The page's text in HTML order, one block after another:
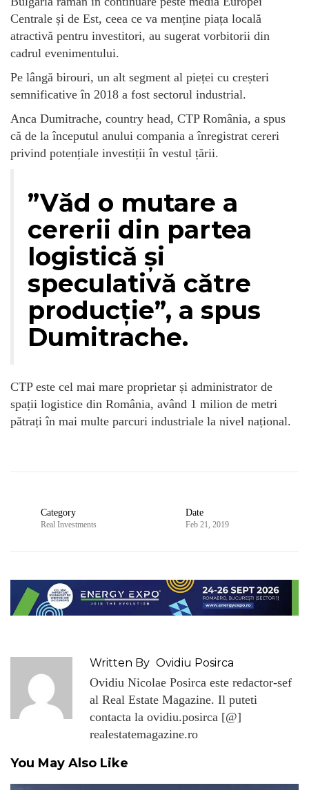
Centrale și de Est, ceea ce va menține piața locală
atractivă pentru investitori, au sugerat vorbitorii din
cadrul evenimentului.
Pe lângă birouri, un alt segment al pieței cu creșteri
semnificative în 2018 a fost sectorul industrial.
Anca Dumitrache, country head, CTP România, a spus
că de la începutul anului compania a înregistrat cereri
privind potențiale investiții în vestul țării.
”Văd o mutare a
cererii din partea
logistică și
speculativă către
producție”, a spus
Dumitrache.
CTP este cel mai mare proprietar și administrator de
spații logistice din România, având 1 milion de metri
pătrați în mai multe parcuri industriale la nivel național.
Category
Real Investments
Date
Feb 21, 2019
Written By Ovidiu Posirca
Ovidiu Nicolae Posirca este redactor-sef
al Real Estate Magazine. Il puteti
contacta la ovidiu.posirca [@]
realestatemagazine.ro
You May Also Like